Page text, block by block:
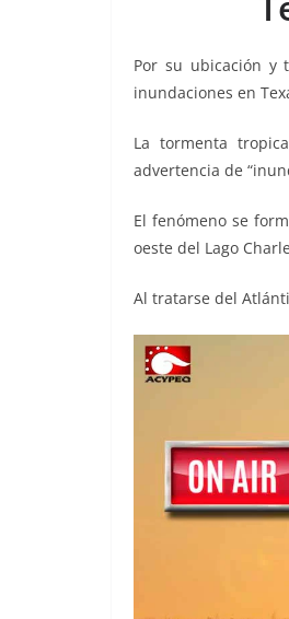
o
k
Por su ubicación y
inundaciones en
La tormenta
advertencia de
El fenómeno se
oeste del Lago
Al tratarse del